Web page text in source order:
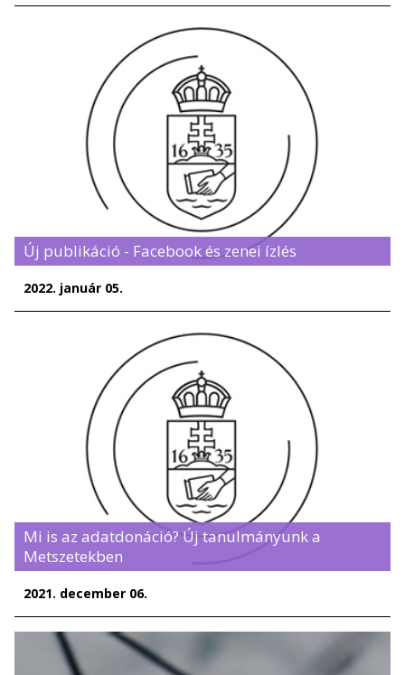
Új publikáció - Facebook és zenei ízlés
2022. január 05.
Mi is az adatdonáció? Új tanulmányunk a
Metszetekben
2021. december 06.